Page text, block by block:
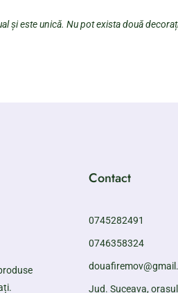
și este unică. Nu pot exista două
Contact
0745282491
0746358324
Jud. Suceava,